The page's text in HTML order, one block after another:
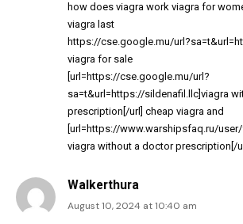
how does viagra work viagra for
viagra last
https://cse.google.mu/
viagra for sale
[url=https://cse.google.mu/url?
sa=t&url=https://sildenafil.llc]viagra
prescription[/url] cheap viagra and
[url=https://www.warshipsfaq.ru/
viagra without a doctor prescription[/
Walkerthura
August 10, 2024 at 10:40 am